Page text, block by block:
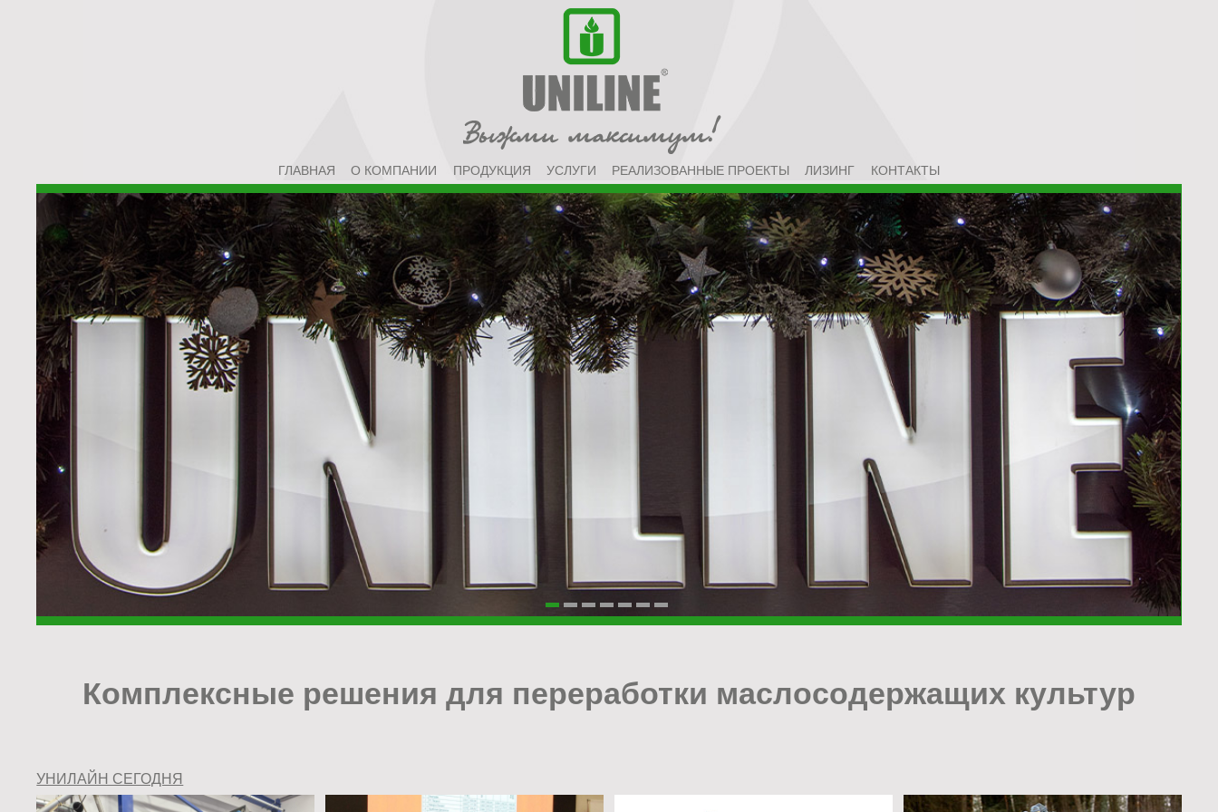
ГЛАВНАЯ О КОМПАНИИ ПРОДУКЦИЯ УСЛУГИ РЕАЛИЗОВАННЫЕ ПРОЕКТЫ ЛИЗИНГ КОНТАКТЫ
Комплексные решения для переработки маслосодержащих культур
УНИЛАЙН СЕГОДНЯ